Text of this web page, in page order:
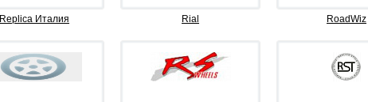
Replica Италия Rial RoadWiz